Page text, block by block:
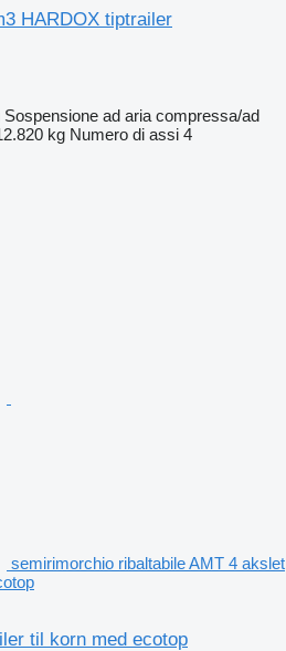
HARDOX tiptrailer
Sospensione ad aria compressa/ad
kg Numero di assi 4
semirimorchio ribaltabile AMT 4 akslet
til korn med ecotop